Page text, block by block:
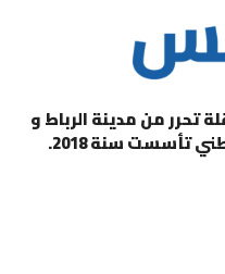
تحرر من مدينة الرباط و
تأسست سنة 2018.